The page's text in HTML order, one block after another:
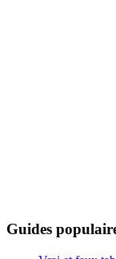
Guides